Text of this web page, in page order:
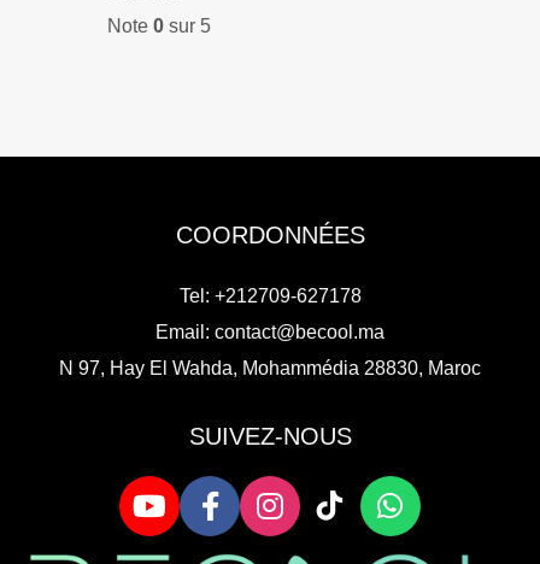
Note 0sur 5
COORDONNÉES
Tel: +212709-627178
Email: contact@becool.ma
N 97, Hay El Wahda, Mohammédia 28830, Maroc
SUIVEZ-NOUS